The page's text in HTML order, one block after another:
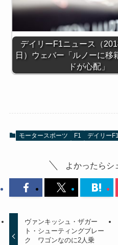
デイリーF1ニュース（
日）ウェバー「ルノーに移
ドが心配」
モータースポーツ F1 デイリー
よかったらシ
ヴァンキッシュ・ザガー
ト・シューティングブレー
ク ワゴンなのに2人乗